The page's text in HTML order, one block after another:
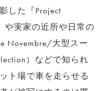
した『Project
や実家の近所や日常の
Novembre/大型スー
）などで知られ
ト場で車を走らせる